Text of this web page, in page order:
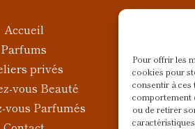
Pour offrir les
cookies pour
consentir à
comportement
ou de retirer
Accueil
Parfums
privés
vous Beauté
vous Parfumés